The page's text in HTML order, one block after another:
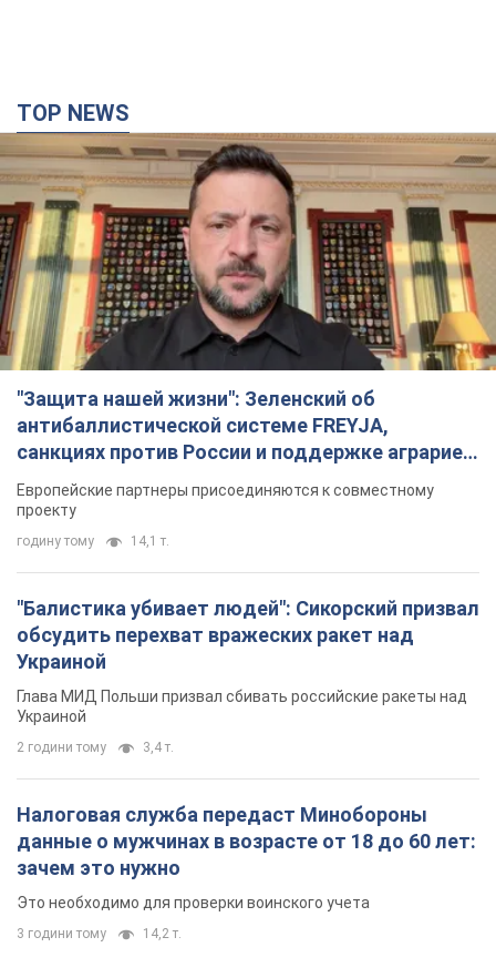
TOP NEWS
"Защита нашей жизни": Зеленский об
антибаллистической системе FREYJA,
санкциях против России и поддержке аграриев.
Видео
Европейские партнеры присоединяются к совместному
проекту
годину тому 14,1 т.
"Балистика убивает людей": Сикорский призвал
обсудить перехват вражеских ракет над
Украиной
Глава МИД Польши призвал сбивать российские ракеты над
Украиной
2 години тому 3,4 т.
Налоговая служба передаст Минобороны
данные о мужчинах в возрасте от 18 до 60 лет:
зачем это нужно
Это необходимо для проверки воинского учета
3 години тому 14,2 т.